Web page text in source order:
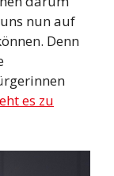
nun auf
Denn
es zu